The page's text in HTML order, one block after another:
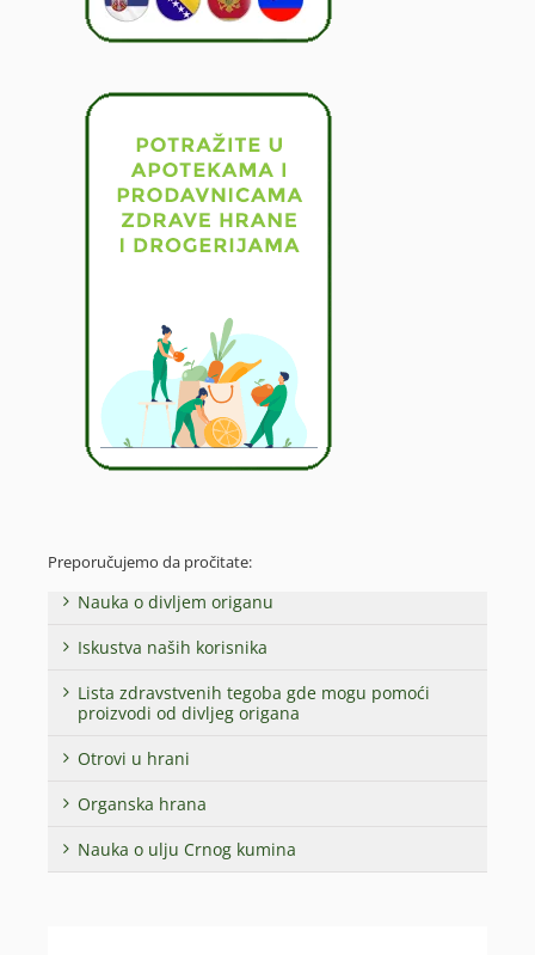
Preporučujemo da pročitate:
Nauka o divljem origanu
Iskustva naših korisnika
Lista zdravstvenih tegoba gde mogu pomoći
proizvodi od divljeg origana
Otrovi u hrani
Organska hrana
Nauka o ulju Crnog kumina